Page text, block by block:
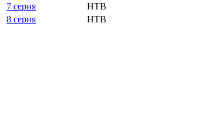
7 серия
НТВ
8 серия
НТВ